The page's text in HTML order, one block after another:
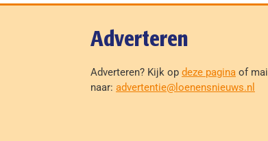
Adverteren
Adverteren? Kijk op deze pagina of mail
naar: advertentie@loenensnieuws.nl